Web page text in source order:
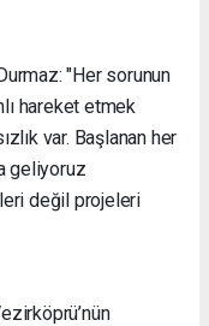
"Her sorunun
hareket etmek
var. Başlanan her
geliyoruz
değil projeleri